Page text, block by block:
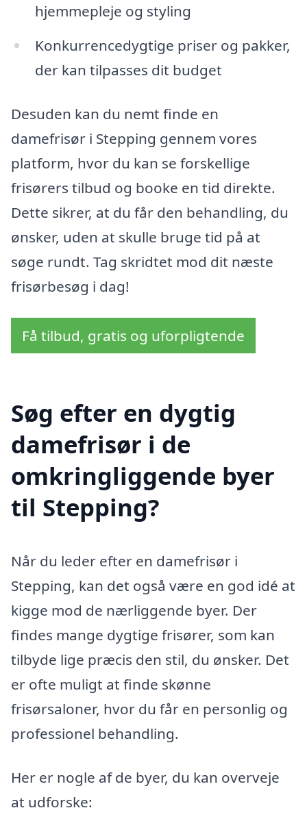
hjemmepleje og styling
Konkurrencedygtige priser og pakker,
der kan tilpasses dit budget
Desuden kan du nemt finde en
damefrisør i Stepping gennem vores
platform, hvor du kan se forskellige
frisørers tilbud og booke en tid direkte.
Dette sikrer, at du får den behandling, du
ønsker, uden at skulle bruge tid på at
søge rundt. Tag skridtet mod dit næste
frisørbesøg i dag!
Få tilbud, gratis og uforpligtende
Søg efter en dygtig
damefrisør i de
omkringliggende byer
til Stepping?
Når du leder efter en damefrisør i
Stepping, kan det også være en god idé at
kigge mod de nærliggende byer. Der
findes mange dygtige frisører, som kan
tilbyde lige præcis den stil, du ønsker. Det
er ofte muligt at finde skønne
frisørsaloner, hvor du får en personlig og
professionel behandling.
Her er nogle af de byer, du kan overveje
at udforske: